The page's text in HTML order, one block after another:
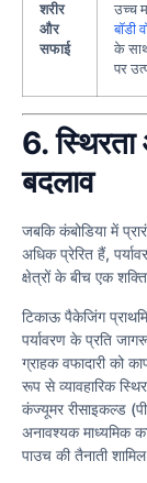
शरीर
और
सफाई
उच्च
बॉडी
के
पर
6.
बदलाव
जबकि कंबोडिया में
अधिक प्रेरित हैं,
क्षेत्रों के बीच एक
टिकाऊ पैकेजिंग
पर्यावरण के प्रति
ग्राहक वफादारी को
रूप से व्यावहारिक
कंज्यूमर रीसाइकल्ड
अनावश्यक माध्यमिक
पाउच की तैनाती